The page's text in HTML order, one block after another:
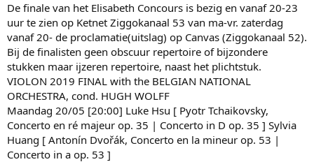
e
n
:
De finale van het Elisabeth Concours is bezig en vanaf 20-23
uur te zien op Ketnet Ziggokanaal 53 van ma-vr. zaterdag
vanaf 20- de proclamatie(uitslag) op Canvas (Ziggokanaal 52).
Bij de finalisten geen obscuur repertoire of bijzondere
stukken maar ijzeren repertoire, naast het plichtstuk.
VIOLON 2019 FINAL with the BELGIAN NATIONAL
ORCHESTRA, cond. HUGH WOLFF
Maandag 20/05 [20:00] Luke Hsu [ Pyotr Tchaikovsky,
Concerto en ré majeur op. 35 | Concerto in D op. 35 ] Sylvia
Huang [ Antonín Dvořák, Concerto en la mineur op. 53 |
Concerto in a op. 53 ]